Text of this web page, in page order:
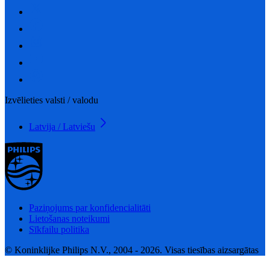
Izvēlieties valsti / valodu
Latvija / Latviešu
Paziņojums par konfidencialitāti
Lietošanas noteikumi
Sīkfailu politika
© Koninklijke Philips N.V., 2004 - 2026. Visas tiesības aizsargātas